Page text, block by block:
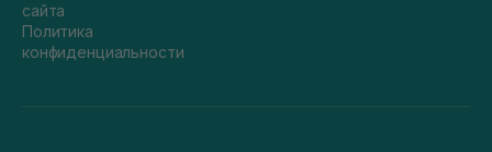
сайта
Политика
конфиденциальности